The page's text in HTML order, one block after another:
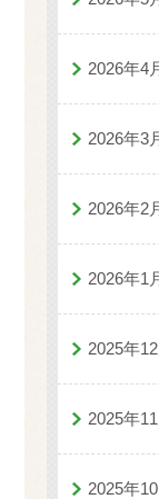
2026年4
2026年3
2026年2
2026年1
2025年12
2025年11
2025年10